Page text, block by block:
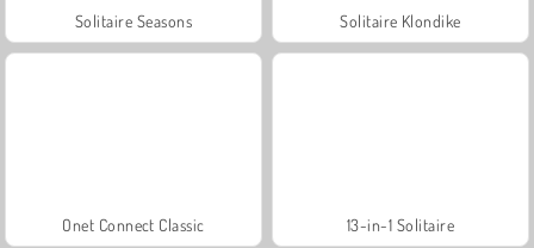
Solitaire Seasons Solitaire Klondike
Onet Connect Classic 13-in-1 Solitaire